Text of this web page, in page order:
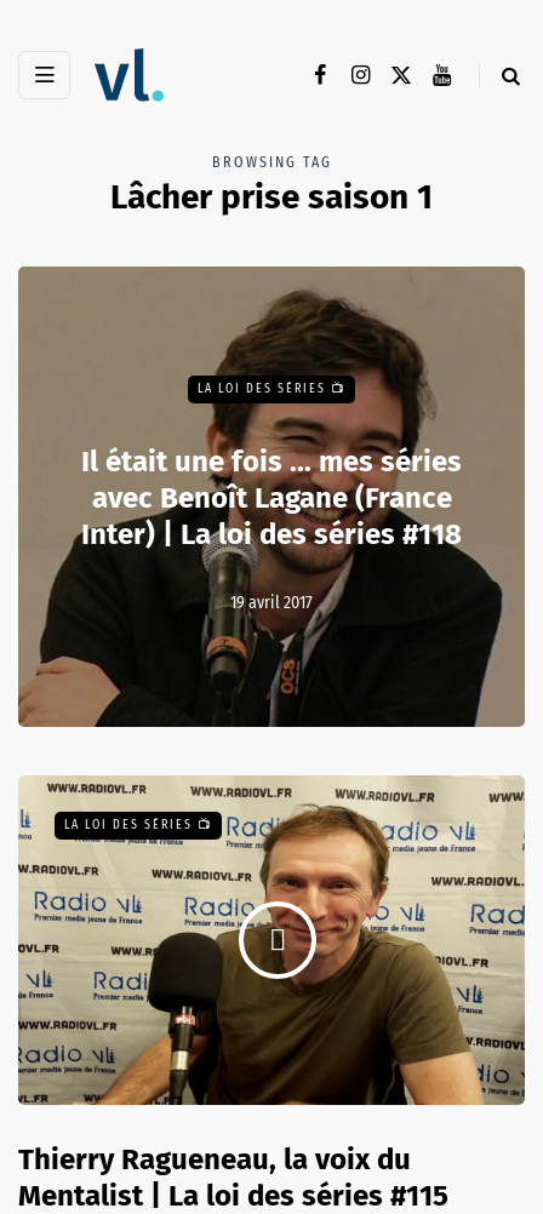
BROWSING TAG
Lâcher prise saison 1
LA LOI DES SÉRIES 📺
Il était une fois ... mes séries
avec Benoît Lagane (France
Inter) | La loi des séries #118
19 avril 2017
LA LOI DES SÉRIES 📺
Thierry Ragueneau, la voix du
Mentalist | La loi des séries #115